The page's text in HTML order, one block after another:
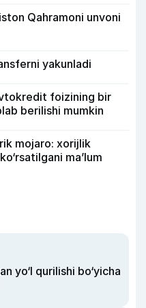
Qahramoni unvoni
yakunladi
foizining bir
berilishi mumkin
mojaro: xorijlik
ma’lum
yo‘l qurilishi bo‘yicha